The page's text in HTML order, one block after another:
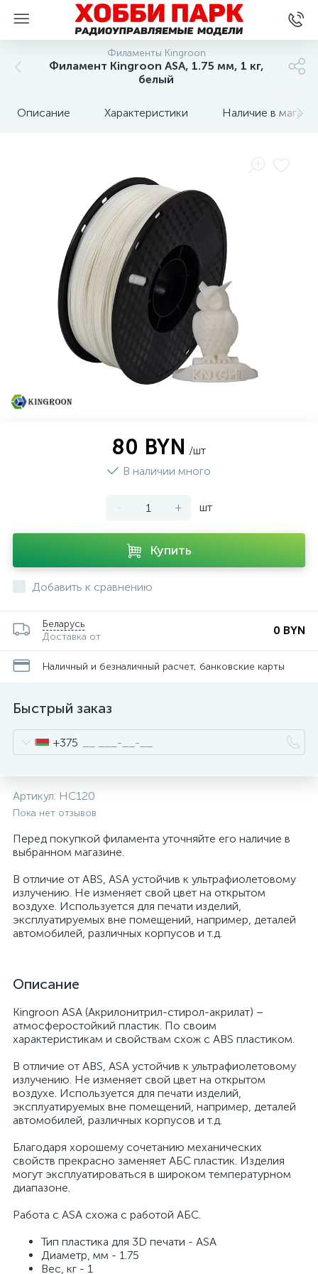
Филаменты Kingroon
Филамент Kingroon ASA, 1.75 мм, 1 кг,
белый
Описание Характеристики Наличие в
80 BYN /шт
В наличии много
- + шт
Купить
Добавить к сравнению
Беларусь
Доставка от
0 BYN
Наличный и безналичный расчет, банковские карты
Быстрый заказ
+375
Артикул: HC120
Пока нет отзывов
Перед покупкой филамента уточняйте его наличие в
выбранном магазине.
В отличие от ABS, ASA устойчив к ультрафиолетовому
излучению. Не изменяет свой цвет на открытом
воздухе. Используется для печати изделий,
эксплуатируемых вне помещений, например, деталей
автомобилей, различных корпусов и т.д.
Описание
Kingroon ASA (Акрилонитрил-стирол-акрилат) –
атмосферостойкий пластик. По своим
характеристикам и свойствам схож с ABS пластиком.
В отличие от ABS, ASA устойчив к ультрафиолетовому
излучению. Не изменяет свой цвет на открытом
воздухе. Используется для печати изделий,
эксплуатируемых вне помещений, например, деталей
автомобилей, различных корпусов и т.д.
Благодаря хорошему сочетанию механических
свойств прекрасно заменяет АБС пластик. Изделия
могут эксплуатироваться в широком температурном
диапазоне.
Работа с ASA схожа с работой АБС.
Тип пластика для 3D печати - ASA
Диаметр, мм - 1.75
Вес, кг - 1